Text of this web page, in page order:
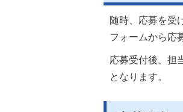
随時、応募を受
フォームから応
応募受付後、担
となります。